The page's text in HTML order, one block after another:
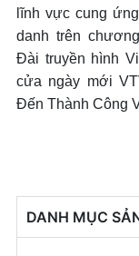
lĩnh vực cung
danh trên
Đài truyền hình
cửa ngày mới
Đến Thành Công
DANH MỤC